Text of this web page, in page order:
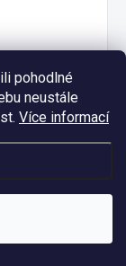
pohodlné
neustále
Více informací